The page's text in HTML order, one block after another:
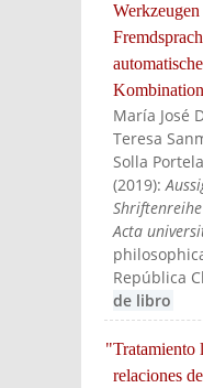
María José
Teresa
Solla
(2019):
Acta
República
de libro
"Tratamiento
relaciones